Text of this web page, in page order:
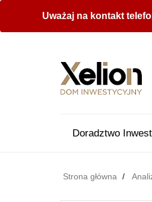
Uważaj na kontakt
Doradztwo
Strona główna